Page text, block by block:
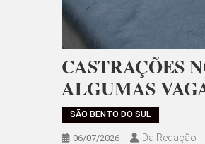
CASTRAÇÕES
ALGUMAS
SÃO BENTO DO SUL
06/07/2026 Da Redação